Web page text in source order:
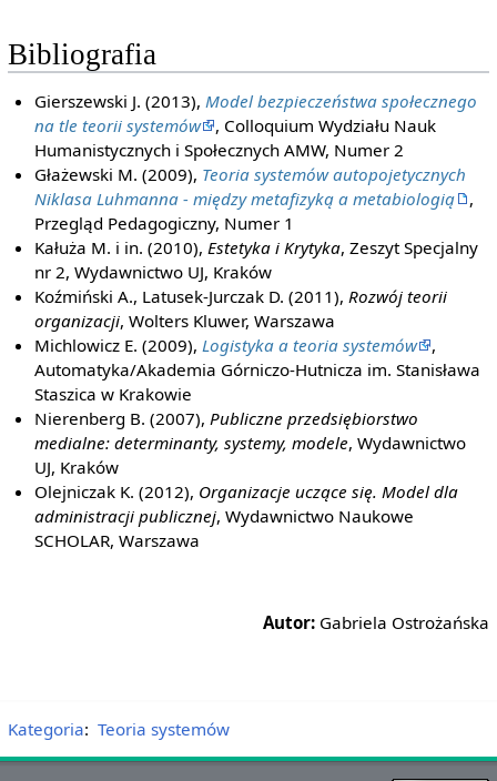
Bibliografia
Gierszewski J. (2013), Model bezpieczeństwa społecznego
na tle teorii systemów
, Colloquium Wydziału Nauk
Humanistycznych i Społecznych AMW, Numer 2
Głażewski M. (2009), Teoria systemów autopojetycznych
Niklasa Luhmanna - między metafizyką a metabiologią
,
Przegląd Pedagogiczny, Numer 1
Kałuża M. i in. (2010), Estetyka i Krytyka, Zeszyt Specjalny
nr 2, Wydawnictwo UJ, Kraków
Koźmiński A., Latusek-Jurczak D. (2011), Rozwój teorii
organizacji, Wolters Kluwer, Warszawa
Michlowicz E. (2009), Logistyka a teoria systemów
,
Automatyka/Akademia Górniczo-Hutnicza im. Stanisława
Staszica w Krakowie
Nierenberg B. (2007), Publiczne przedsiębiorstwo
medialne: determinanty, systemy, modele, Wydawnictwo
UJ, Kraków
Olejniczak K. (2012), Organizacje uczące się. Model dla
administracji publicznej, Wydawnictwo Naukowe
SCHOLAR, Warszawa
Autor: Gabriela Ostrożańska
Kategoria: Teoria systemów